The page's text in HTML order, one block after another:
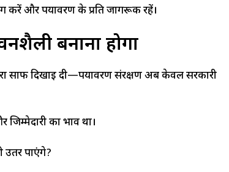
करें और पर्यावरण के प्रति जागरूक रहें।
बनाना होगा
दिखाई दी—पर्यावरण संरक्षण अब केवल सरकारी
का भाव था।
उतर पाएंगे?